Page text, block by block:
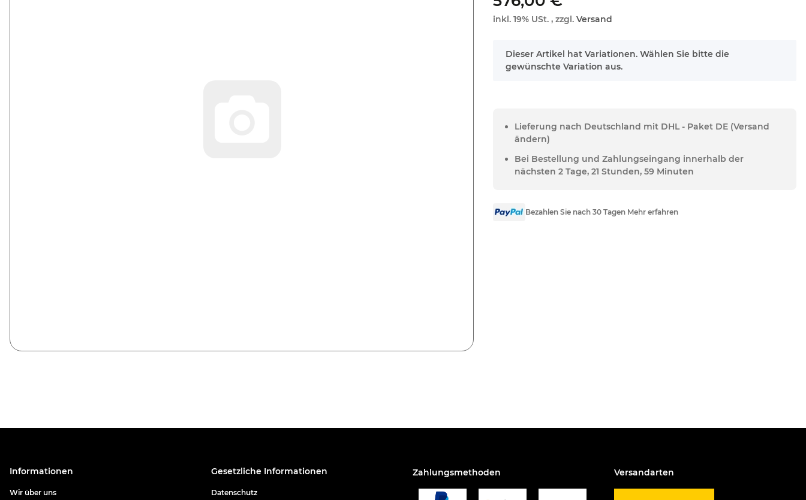
inkl. 19% USt. , zzgl.Versand
x
Dieser Artikel hat Variationen. Wählen Sie bitte die
gewünschte Variation aus.
Lieferung nach Deutschland mit DHL - Paket DE (Versand
ändern)
Bei Bestellung und Zahlungseingang innerhalb der
nächsten 2 Tage, 21 Stunden, 59 Minuten
Bezahlen Sie nach 30 Tagen Mehr erfahren
Informationen
Wir über uns
Gesetzliche Informationen
Datenschutz
Zahlungsmethoden Versandarten